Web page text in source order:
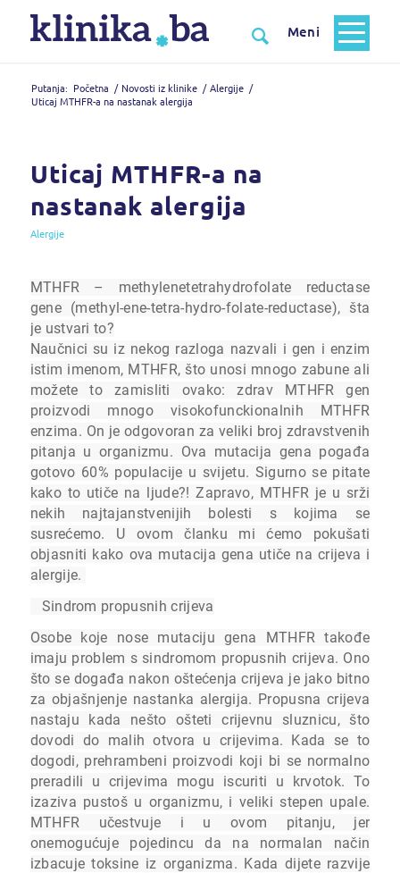
Putanja: Početna / Novosti iz klinike / Alergije /
Uticaj MTHFR-a na nastanak alergija
Uticaj MTHFR-a na
nastanak alergija
Alergije
MTHFR – methylenetetrahydrofolate reductase
gene (methyl-ene-tetra-hydro-folate-reductase), šta
je ustvari to?
Naučnici su iz nekog razloga nazvali i gen i enzim
istim imenom, MTHFR, što unosi mnogo zabune ali
možete to zamisliti ovako: zdrav MTHFR gen
proizvodi mnogo visokofunckionalnih MTHFR
enzima. On je odgovoran za veliki broj zdravstvenih
pitanja u organizmu. Ova mutacija gena pogađa
gotovo 60% populacije u svijetu. Sigurno se pitate
kako to utiče na ljude?! Zapravo, MTHFR je u srži
nekih najtajanstvenijih bolesti s kojima se
susrećemo. U ovom članku mi ćemo pokušati
objasniti kako ova mutacija gena utiče na crijeva i
alergije.
Sindrom propusnih crijeva
Osobe koje nose mutaciju gena MTHFR takođe
imaju problem s sindromom propusnih crijeva. Ono
što se događa nakon oštećenja crijeva je jako bitno
za objašnjenje nastanka alergija. Propusna crijeva
nastaju kada nešto ošteti crijevnu sluznicu, što
dovodi do malih otvora u crijevima. Kada se to
dogodi, prehrambeni proizvodi koji bi se normalno
preradili u crijevima mogu iscuriti u krvotok. To
izaziva pustoš u organizmu, i veliki stepen upale.
MTHFR učestvuje i u ovom pitanju, jer
onemogućuje pojedincu da na normalan način
izbacuje toksine iz organizma. Kada dijete razvije